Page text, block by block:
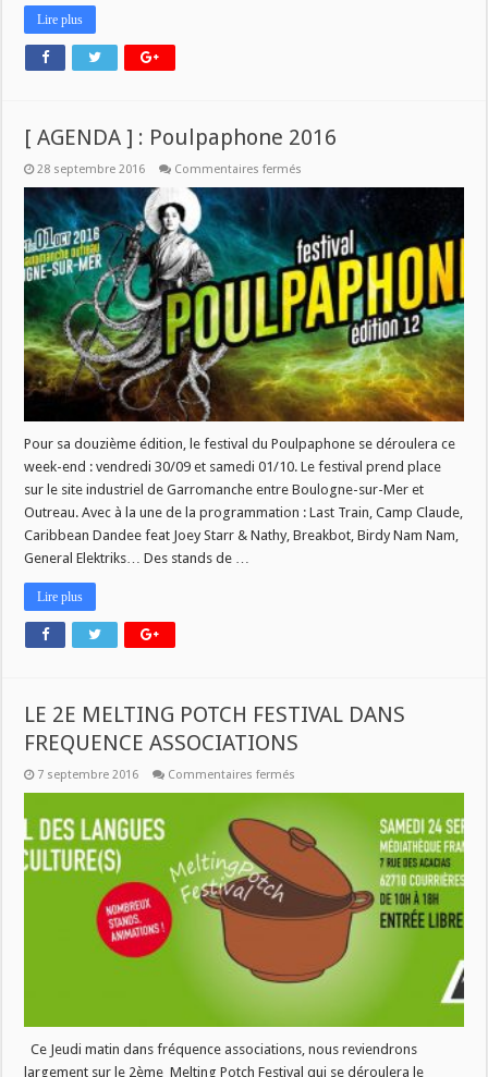
Lire plus
[ AGENDA ] : Poulpaphone 2016
28 septembre 2016 Commentaires fermés
]
Poulpaphone
2016
Pour sa douzième édition, le festival du Poulpaphone se déroulera ce
week-end : vendredi 30/09 et samedi 01/10. Le festival prend place
sur le site industriel de Garromanche entre Boulogne-sur-Mer et
Outreau. Avec à la une de la programmation : Last Train, Camp Claude,
Caribbean Dandee feat Joey Starr & Nathy, Breakbot, Birdy Nam Nam,
General Elektriks… Des stands de …
Lire plus
LE 2E MELTING POTCH FESTIVAL DANS
FREQUENCE ASSOCIATIONS
7 septembre 2016 Commentaires fermés
POTCH
FESTIVAL
DANS
FREQUENCE
ASSOCIATIONS
Ce Jeudi matin dans fréquence associations, nous reviendrons
largement sur le 2ème Melting Potch Festival qui se déroulera le